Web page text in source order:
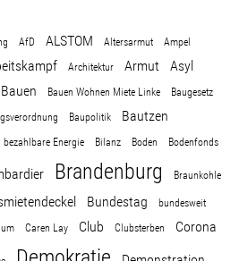
Pressestimmen
Bestellen
AfD ALSTOM Altersarmut Ampel
Architektur Armut Asyl
Bauen Bauen Wohnen Miete Linke
Baugesetz
Baupolitik
Bautzen
bezahlbare Energie Bilanz Boden Bodenfonds
Brandenburg Braunkohle
Bundestag
bundesweit
Caren Lay Club Clubsterben
Corona